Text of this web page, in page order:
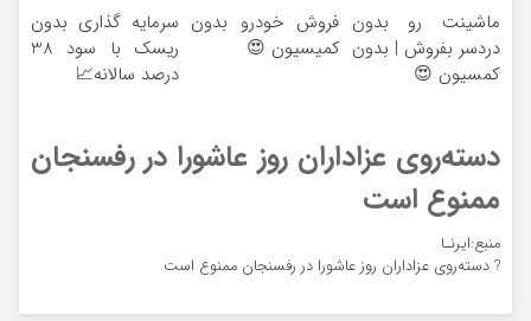
ماشینت رو بدون
دردسر بفروش | بدون
کمسیون 😍
فروش خودرو بدون
کمیسیون 😍
سرمایه گذاری بدون
ریسک با سود 38
درصد سالانه📈
دسته‌روی عزاداران روز عاشورا در رفسنجان
ممنوع است
منبع:ایرنـا
? دسته‌روی عزاداران روز عاشورا در رفسنجان ممنوع است